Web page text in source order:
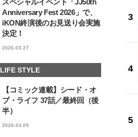
スペシャルイベント「JJ50th
Anniversary Fest 2026」で、
iKON終演後のお見送り会実施
決定！
2026.03.27
LIFE STYLE
【コミック連載】シード・オ
ブ・ライフ 37話／最終回（後
半）
2026.04.09